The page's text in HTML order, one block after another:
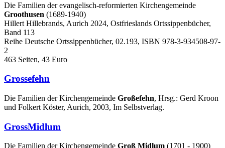
Die Familien der evangelisch-reformierten Kirchengemeinde
Groothusen (1689-1940)
Hillert Hillebrands, Aurich 2024, Ostfrieslands Ortssippenbücher,
Band 113
Reihe Deutsche Ortssippenbücher, 02.193, ISBN 978-3-934508-97-
2
463 Seiten, 43 Euro
Grossefehn
Die Familien der Kirchengemeinde Großefehn, Hrsg.: Gerd Kroon
und Folkert Köster, Aurich, 2003, Im Selbstverlag.
GrossMidlum
Die Familien der Kirchengemeinde Groß Midlum (1701 - 1900)